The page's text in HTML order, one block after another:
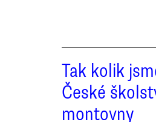
Tak kolik
České
montovny